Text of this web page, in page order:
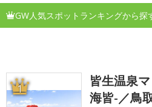
GW人気スポットランキングから探
1
皆生温泉
海皆-／鳥